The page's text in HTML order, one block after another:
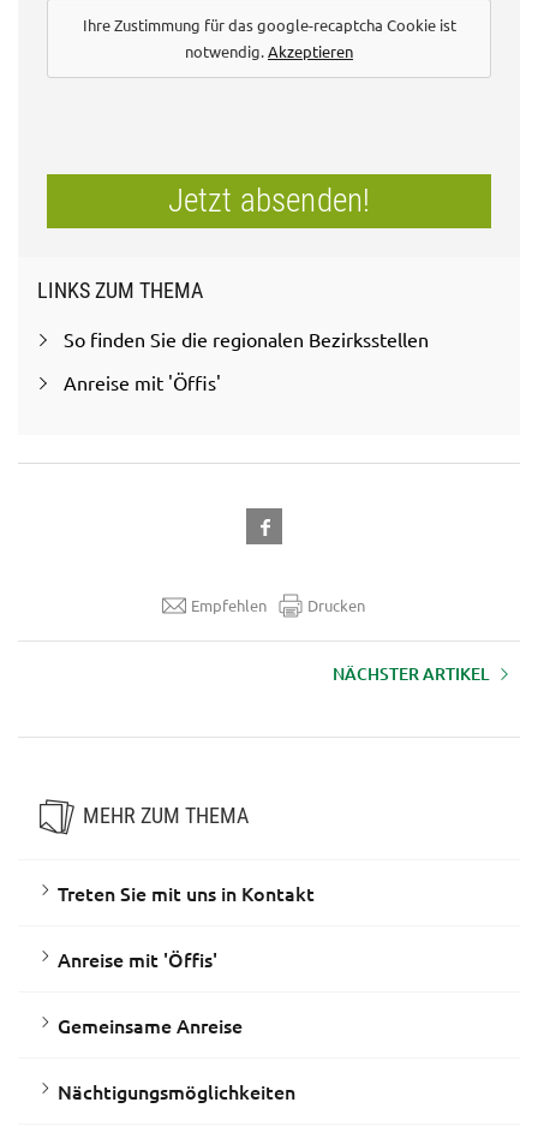
Ihre Zustimmung für das google-recaptcha Cookie ist
notwendig.Akzeptieren
Jetzt absenden!
LINKS ZUM THEMA
So finden Sie die regionalen Bezirksstellen
Anreise mit 'Öffis'
Empfehlen Drucken
NÄCHSTER ARTIKEL
MEHR ZUM THEMA
Treten Sie mit uns in Kontakt
Anreise mit 'Öffis'
Gemeinsame Anreise
Nächtigungsmöglichkeiten